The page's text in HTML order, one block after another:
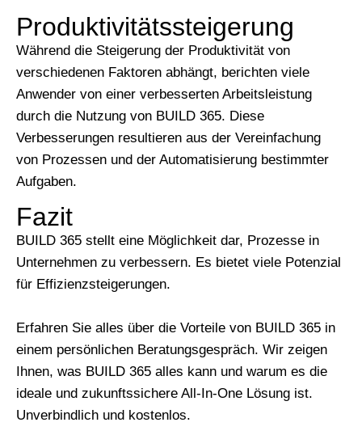
Produktivitätssteigerung
Während die Steigerung der Produktivität von
verschiedenen Faktoren abhängt, berichten viele
Anwender von einer verbesserten Arbeitsleistung
durch die Nutzung von BUILD 365. Diese
Verbesserungen resultieren aus der Vereinfachung
von Prozessen und der Automatisierung bestimmter
Aufgaben.
Fazit
BUILD 365 stellt eine Möglichkeit dar, Prozesse in
Unternehmen zu verbessern. Es bietet viele Potenzial
für Effizienzsteigerungen.
Erfahren Sie alles über die Vorteile von BUILD 365 in
einem persönlichen Beratungsgespräch. Wir zeigen
Ihnen, was BUILD 365 alles kann und warum es die
ideale und zukunftssichere All-In-One Lösung ist.
Unverbindlich und kostenlos.